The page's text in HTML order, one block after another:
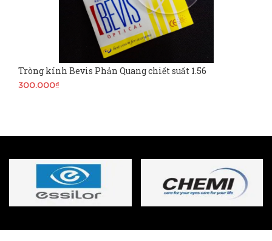
Tròng kính Bevis Phản Quang chiết suất 1.56
300.000₫